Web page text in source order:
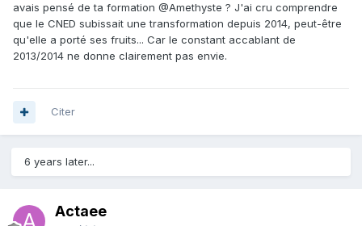
avais pensé de ta formation @Amethyste ? J'ai cru comprendre
que le CNED subissait une transformation depuis 2014, peut-être
qu'elle a porté ses fruits... Car le constant accablant de
2013/2014 ne donne clairement pas envie.
Citer
6 years later...
Actaee